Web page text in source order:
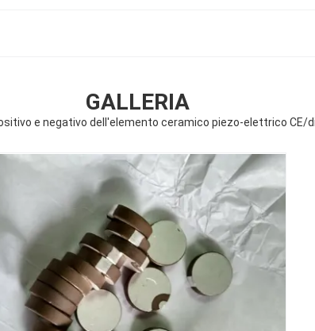
GALLERIA
e negativo dell'elemento ceramico piezo-elettrico CE/